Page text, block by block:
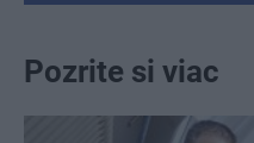
Pozrite si viac